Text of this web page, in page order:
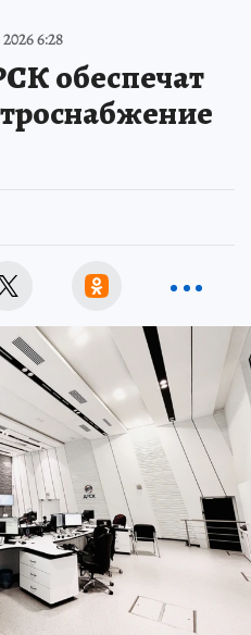
6:28
обеспечат